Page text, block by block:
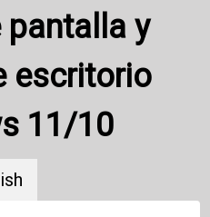
pantalla y
escritorio
11/10